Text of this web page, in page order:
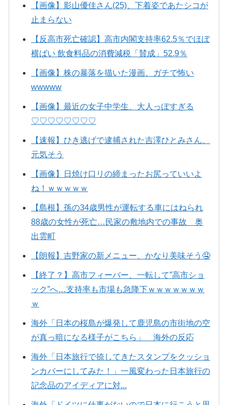
【画像】影山優佳さん(25)、下着姿であたシコが
止まらない
【反高市死亡確認】高市内閣支持率62.5％でほぼ
横ばい 飲食料品の消費減税「賛成」52.9％
【画像】株の暴落を描いた漫画、ガチで怖い
wwwww
【画像】最近の女子中学生、大人っぽすぎる
♡♡♡♡♡♡♡♡
【速報】ひき逃げで逮捕された吉澤ひとみさん、
元気そう
【画像】日焼け口リの締まったお尻っていいよ
ね！ｗｗｗｗｗ
【島根】孫の34歳男性が運転する車にはねられ
88歳の女性が死亡…民家の敷地内での事故 奥
出雲町
【朗報】吉野家の新メニュー、かなり美味そう🤤
【終了？】高市フィーバー、一転して”高市ショ
ック”へ…支持率も市場も急降下ｗｗｗｗｗｗｗ
ｗ
海外「日本の桜島が爆発して鹿児島の市街地の空
が真っ暗になる様子がこちら」 海外の反応
海外「日本旅行で捺してきたスタンプをクッショ
ンカバーにしてみた！」一風変わった日本旅行の
記念品のアイディアに対...